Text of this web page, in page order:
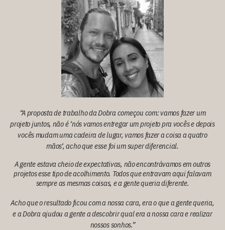
“A proposta de trabalho daDobracomeçou com: vamos fazer um
projeto juntos, não é ‘nós vamos entregar um projeto pra vocês e depois
vocês mudam uma cadeira de lugar, vamos fazer a coisa a quatro
mãos‘, acho que esse foi um super diferencial.
A gente estava cheio de expectativas, não encontrávamos em outros
projetos esse tipo de acolhimento. Todos que entravam aqui falavam
sempre as mesmas coisas, e a gente queria diferente.
Acho que o resultado ficou com a nossa cara, era o que a gente queria,
e aDobraajudou a gente a descobrir qual era a nossa cara e realizar
nossos sonhos.”